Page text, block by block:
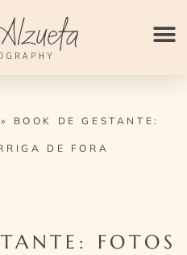
» BOOK DE GESTANTE:
DE FORA
FOTOS